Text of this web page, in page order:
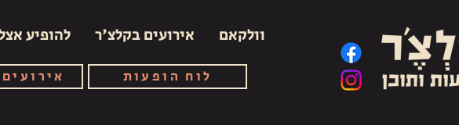
וולקאם אירועים בקלצ'ר להופיע
לוח הופעות